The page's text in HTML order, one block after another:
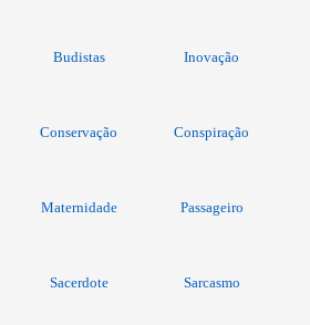
Budistas Inovação
Conservação Conspiração
Maternidade Passageiro
Sacerdote Sarcasmo